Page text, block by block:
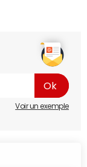
Voir un exemple